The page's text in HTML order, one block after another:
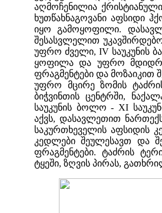
აღმოჩენილია
ხუთწახნაგოვანი აფსიდი
იყო გამოყოფილი.
შესასვლელით
უფრო ძველი, IV საუკუნის
ყოფილა და უფრო
ფრაგმენტები და მოზაიკით
უფრო მცირე ზომის
ბიჭვინთის ცენტრში,
საუკუნის ბოლო - XI
აქვს, დასავლეთით
საკურთხეველის აფსიდის
კედლები შეულესავთ და
ფრაგმენტები. ტაძრის
ტყეში, ზღვის პირას,